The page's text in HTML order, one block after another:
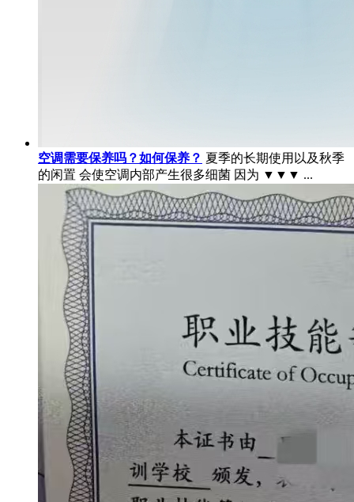
空调需要保养吗？如何保养？ 夏季的长期使用以及秋季
的闲置 会使空调内部产生很多细菌 因为 ▼▼▼ ...